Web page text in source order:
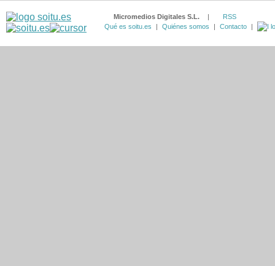
Micromedios Digitales S.L. |
RSS
Qué es soitu.es
| Quiénes somos | Contacto |